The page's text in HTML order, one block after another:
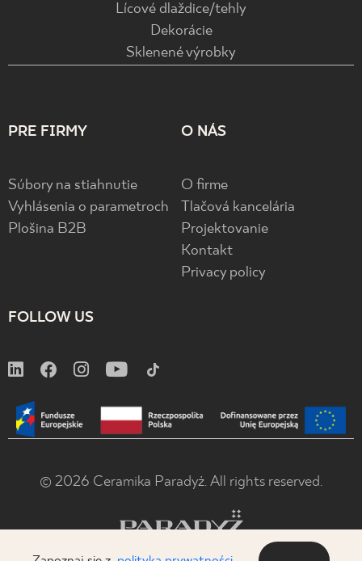
Lícové dlaždice/tehly
Dekorácie
Sklenené výrobky
PRE FIRMY
Súbory na stiahnutie
Vyhlásenia o parametroch
Plošina B2B
O NÁS
O firme
Tlačová kancelária
Projektovanie
Kontakt
Privacy policy
FOLLOW US
© 2026 Ceramika Paradyż. All rights reserved.